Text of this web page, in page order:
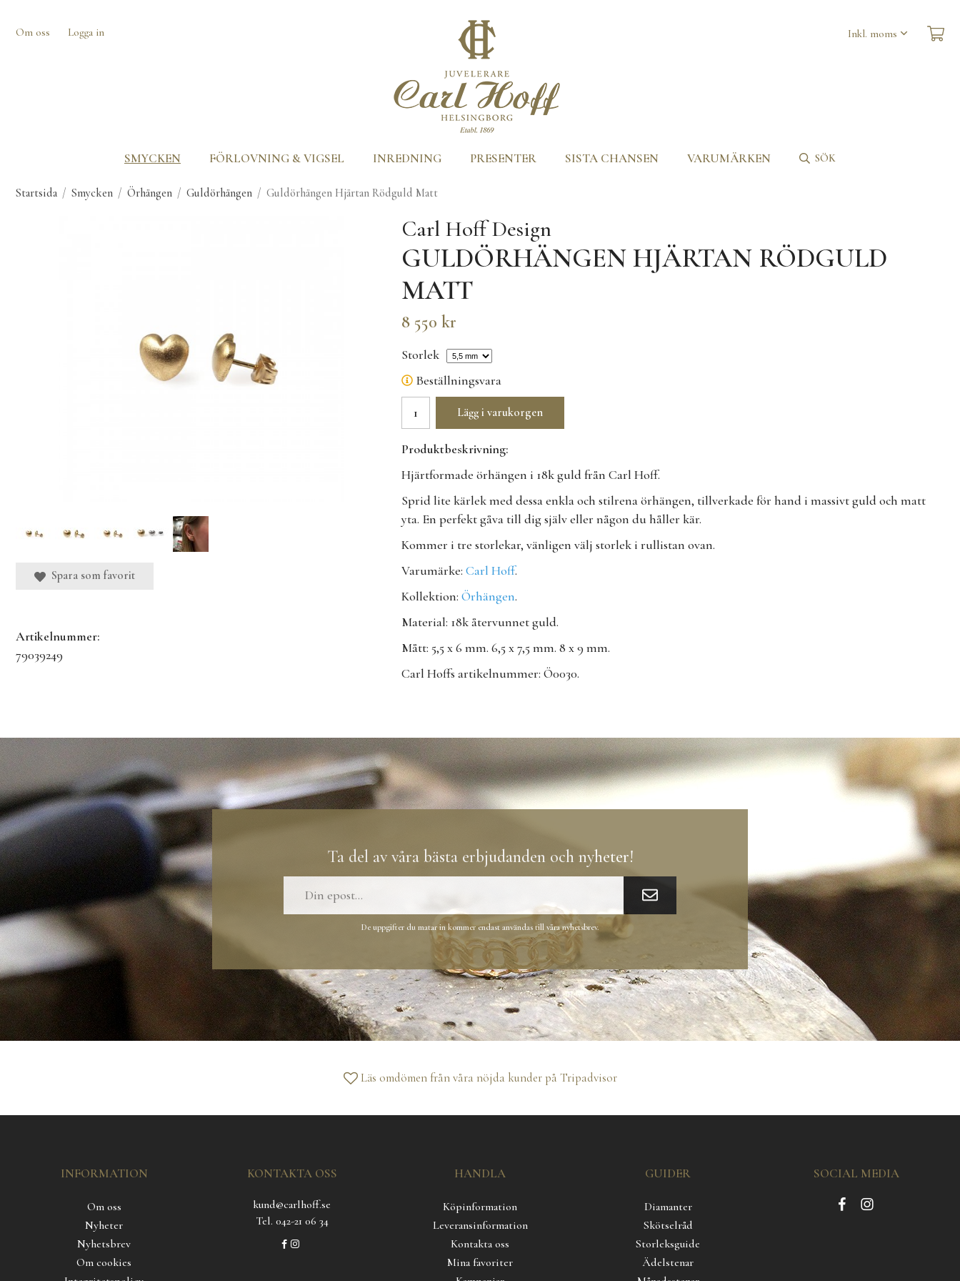
Om oss Logga in
SMYCKEN FÖRLOVNING & VIGSEL INREDNING PRESENTER SISTA CHANSEN VARUMÄRKEN SÖK
Startsida / Smycken / Örhängen / Guldörhängen / Guldörhängen Hjärtan Rödguld Matt
Carl Hoff Design
GULDÖRHÄNGEN HJÄRTAN RÖDGULD
MATT
8 550 kr
Storlek
Beställningsvara
Lägg i varukorgen
Produktbeskrivning:
Hjärtformade örhängen i 18k guld från Carl Hoff.
Sprid lite kärlek med dessa enkla och stilrena örhängen, tillverkade för hand i massivt guld och matt
yta. En perfekt gåva till dig själv eller någon du håller kär.
Kommer i tre storlekar, vänligen välj storlek i rullistan ovan.
Varumärke: Carl Hoff.
Kollektion: Örhängen.
Material: 18k återvunnet guld.
Mått: 5,5 x 6 mm. 6,5 x 7,5 mm. 8 x 9 mm.
Carl Hoffs artikelnummer: Ö0030.
Spara som favorit
Artikelnummer:
79039249
Ta del av våra bästa erbjudanden och nyheter!
De uppgifter du matar in kommer endast användas till våra nyhetsbrev.
Läs omdömen från våra nöjda kunder på Tripadvisor
INFORMATION
Om oss
Nyheter
Nyhetsbrev
Om cookies
KONTAKTA OSS
kund@carlhoff.se
Tel. 042-21 06 34
HANDLA
Köpinformation
Leveransinformation
Kontakta oss
Mina favoriter
GUIDER
Diamanter
Skötselråd
Storleksguide
Ädelstenar
SOCIAL MEDIA